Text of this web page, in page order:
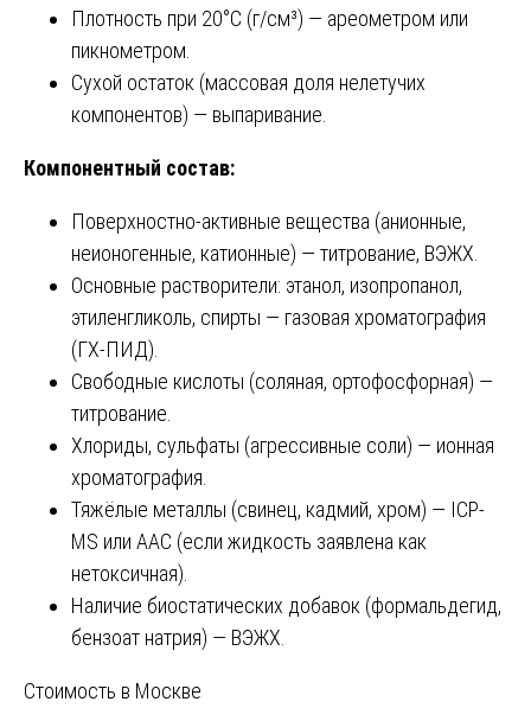
Плотность при 20°C (г/см³) — ареометром или
пикнометром.
Сухой остаток (массовая доля нелетучих
компонентов) — выпаривание.
Компонентный состав:
Поверхностно-активные вещества (анионные,
неионогенные, катионные) — титрование, ВЭЖХ.
Основные растворители: этанол, изопропанол,
этиленгликоль, спирты — газовая хроматография
(ГХ-ПИД).
Свободные кислоты (соляная, ортофосфорная) —
титрование.
Хлориды, сульфаты (агрессивные соли) — ионная
хроматография.
Тяжёлые металлы (свинец, кадмий, хром) — ICP-
MS или ААС (если жидкость заявлена как
нетоксичная).
Наличие биостатических добавок (формальдегид,
бензоат натрия) — ВЭЖХ.
Стоимость в Москве